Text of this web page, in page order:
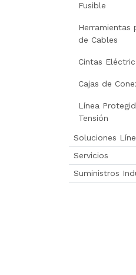
Fusible
Herramientas
de Cables
Cintas
Cajas de
Línea
Tensión
Soluciones
Servicios
Suministros